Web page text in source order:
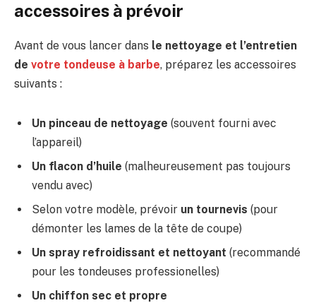
accessoires à prévoir
Avant de vous lancer dans le nettoyage et l’entretien
de votre tondeuse à barbe, préparez les accessoires
suivants :
Un pinceau de nettoyage (souvent fourni avec
l’appareil)
Un flacon d’huile (malheureusement pas toujours
vendu avec)
Selon votre modèle, prévoir un tournevis (pour
démonter les lames de la tête de coupe)
Un spray refroidissant et nettoyant (recommandé
pour les tondeuses professionelles)
Un chiffon sec et propre